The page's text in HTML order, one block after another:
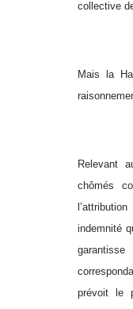
collective
Mais la
Relevant
chômés
indemnité
prévoit le